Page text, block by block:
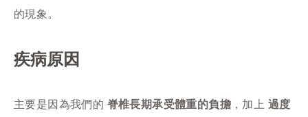
的現象。
疾病原因
主要是因為我們的 脊椎長期承受體重的負擔 ，加上 過度